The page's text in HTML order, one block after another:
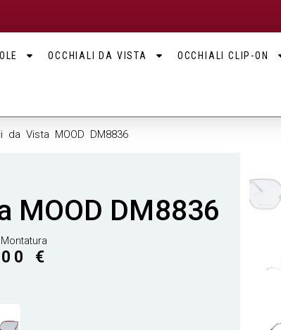
OCCHIALI DA VISTA OCCHIALI CLIP-ON
da Vista MOOD DM8836
MOOD DM8836
€